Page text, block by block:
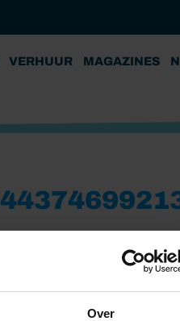
Over
VERHUUR MAGAZINES